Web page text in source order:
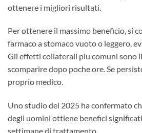
ottenere i migliori risultati.
Per ottenere il massimo beneficio, si
farmaco a stomaco vuoto o leggero,
Gli effetti collaterali piu comuni sono
scomparire dopo poche ore. Se
proprio medico.
Uno studio del 2025 ha confermato
degli uomini ottiene benefici
settimane di trattamento.